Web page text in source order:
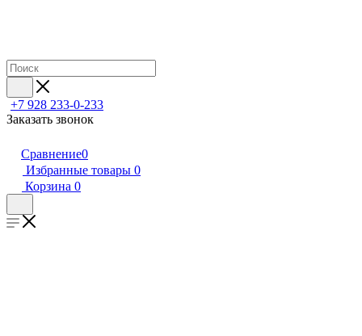
+7 928 233-0-233
Заказать звонок
Сравнение0
Избранные товары 0
Корзина 0